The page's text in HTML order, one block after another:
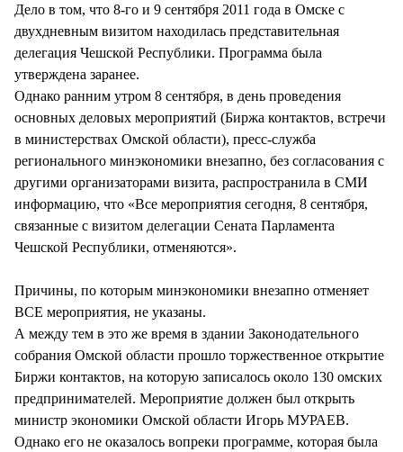
Дело в том, что 8-го и 9 сентября 2011 года в Омске с
двухдневным визитом находилась представительная
делегация Чешской Республики. Программа была
утверждена заранее.
Однако ранним утром 8 сентября, в день проведения
основных деловых мероприятий (Биржа контактов, встречи
в министерствах Омской области), пресс-служба
регионального минэкономики внезапно, без согласования с
другими организаторами визита, распространила в СМИ
информацию, что «Все мероприятия сегодня, 8 сентября,
связанные с визитом делегации Сената Парламента
Чешской Республики, отменяются».
Причины, по которым минэкономики внезапно отменяет
ВСЕ мероприятия, не указаны.
А между тем в это же время в здании Законодательного
собрания Омской области прошло торжественное открытие
Биржи контактов, на которую записалось около 130 омских
предпринимателей. Мероприятие должен был открыть
министр экономики Омской области Игорь МУРАЕВ.
Однако его не оказалось вопреки программе, которая была